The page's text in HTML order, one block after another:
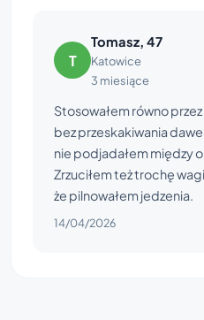
T
Tomasz, 47
Katowice
3 miesiące
Stosowałem równo
bez przeskakiwania
nie podjadałem między
Zrzuciłem też trochę
że pilnowałem jedzenia.
14/04/2026